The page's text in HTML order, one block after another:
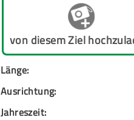
von diesem Ziel
Länge:
Ausrichtung:
Jahreszeit: